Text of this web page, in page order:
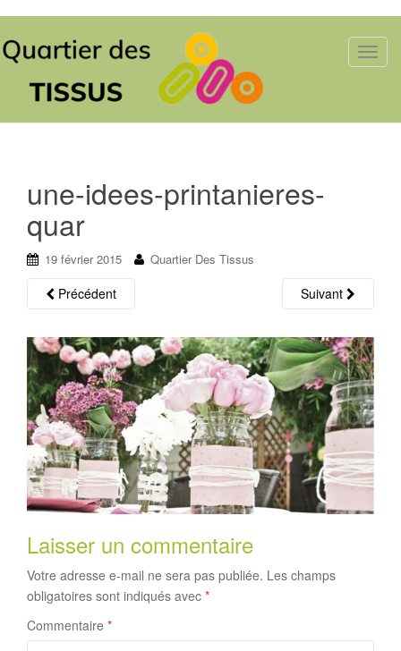
T
o
n
une-idees-printanieres-
quar
19 février 2015 Quartier Des Tissus
Précédent Suivant
Laisser un commentaire
Votre adresse e-mail ne sera pas publiée. Les champs
obligatoires sont indiqués avec *
Commentaire *